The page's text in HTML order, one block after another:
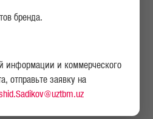
ИЛИ ДИЛЕРА
бренда.
информации и коммерческого
отправьте заявку на